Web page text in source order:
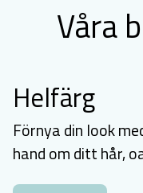
Våra
Helfärg
Förnya din look
hand om ditt hår,